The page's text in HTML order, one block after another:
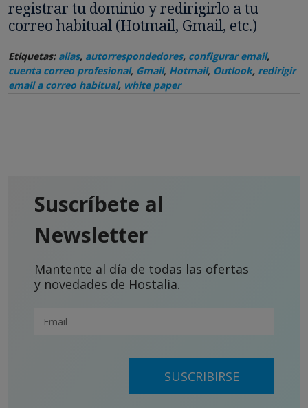
registrar tu dominio y redirigirlo a tu
correo habitual (Hotmail, Gmail, etc.)
Etiquetas: alias, autorrespondedores, configurar email,
cuenta correo profesional, Gmail, Hotmail, Outlook, redirigir
email a correo habitual, white paper
Suscríbete al
Newsletter
Mantente al día de todas las ofertas
y novedades de Hostalia.
SUSCRIBIRSE